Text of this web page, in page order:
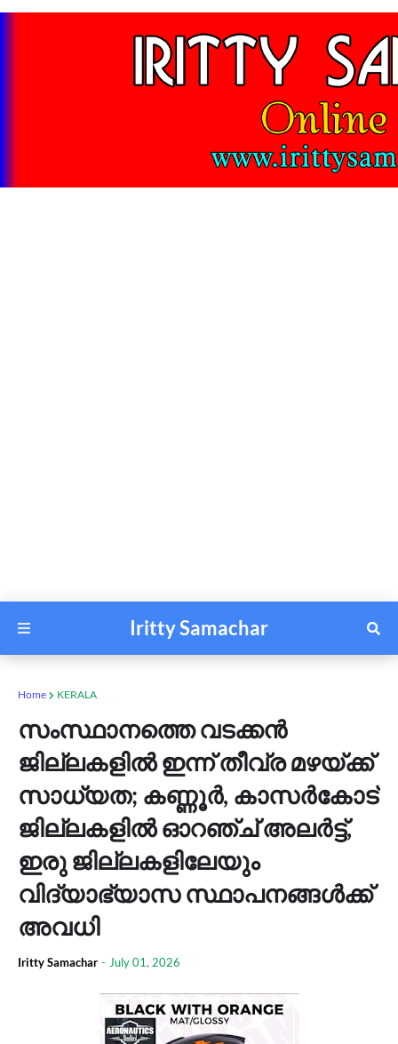
Iritty Samachar
Home KERALA
സംസ്ഥാനത്തെ വടക്കൻ
ജില്ലകളിൽ ഇന്ന് തീവ്ര മഴയ്ക്ക്
സാധ്യത; കണ്ണൂർ, കാസർകോട്
ജില്ലകളിൽ ഓറഞ്ച് അലർട്ട്,
ഇരു ജില്ലകളിലേയും
വിദ്യാഭ്യാസ സ്ഥാപനങ്ങൾക്ക്
അവധി
Iritty Samachar - July 01, 2026